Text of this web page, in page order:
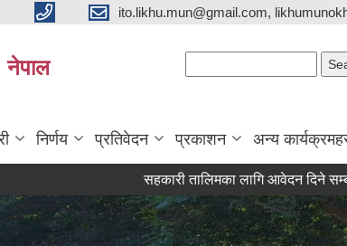
ito.likhu.mun@gmail.com,
नेपाल
निर्णय प्रतिवेदन प्रकाशन अन्य
सहकारी तालिमका लागि आवेदन दिने सम्बन्धी